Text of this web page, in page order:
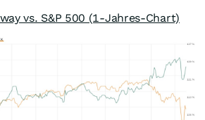
vs. S&P 500 (1-Jahres-Chart)